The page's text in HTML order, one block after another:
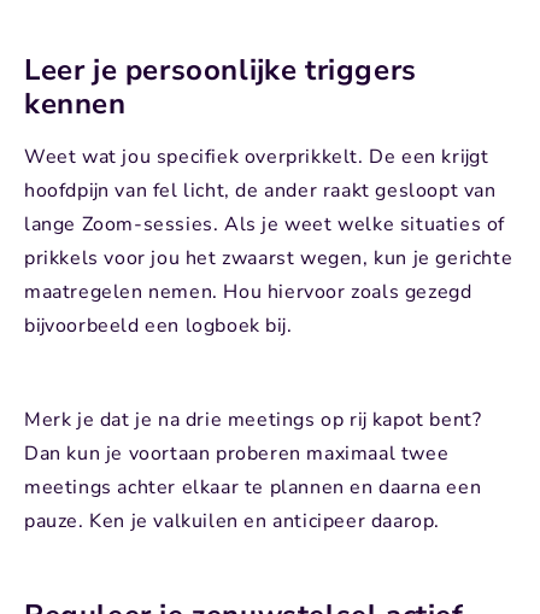
Leer je persoonlijke triggers
kennen
Weet wat jou specifiek overprikkelt. De een krijgt
hoofdpijn van fel licht, de ander raakt gesloopt van
lange Zoom-sessies. Als je weet welke situaties of
prikkels voor jou het zwaarst wegen, kun je gerichte
maatregelen nemen. Hou hiervoor zoals gezegd
bijvoorbeeld een logboek bij.
Merk je dat je na drie meetings op rij kapot bent?
Dan kun je voortaan proberen maximaal twee
meetings achter elkaar te plannen en daarna een
pauze. Ken je valkuilen en anticipeer daarop.